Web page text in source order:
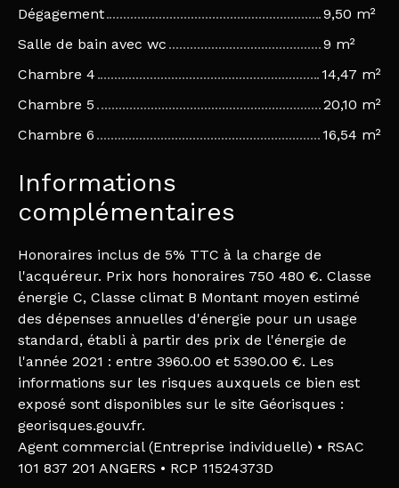
Dégagement
9,50 m²
Salle de bain avec wc
9 m²
Chambre 4
14,47 m²
Chambre 5
20,10 m²
Chambre 6
16,54 m²
Informations
complémentaires
Honoraires inclus de 5% TTC à la charge de
l'acquéreur. Prix hors honoraires 750 480 €. Classe
énergie C, Classe climat B Montant moyen estimé
des dépenses annuelles d'énergie pour un usage
standard, établi à partir des prix de l'énergie de
l'année 2021 : entre 3960.00 et 5390.00 €. Les
informations sur les risques auxquels ce bien est
exposé sont disponibles sur le site Géorisques :
georisques.gouv.fr.
Agent commercial (Entreprise individuelle) • RSAC
101 837 201 ANGERS • RCP 11524373D